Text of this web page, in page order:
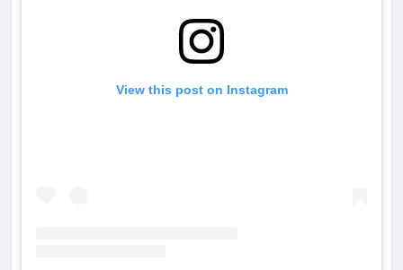
View this post on Instagram